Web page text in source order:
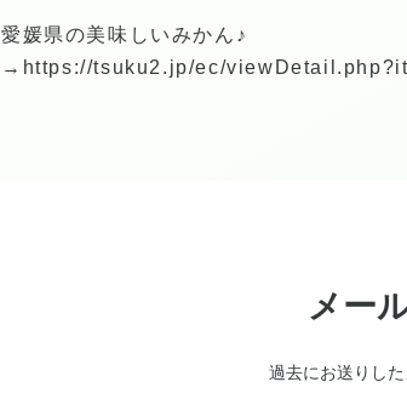
愛媛県の美味しいみかん♪
→ https://tsuku2.jp/ec/
メー
過去にお送りし